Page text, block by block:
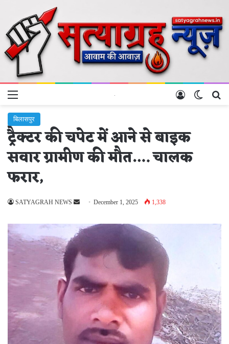
Menu Switch
Log In
बिलासपुर
ट्रैक्टर की चपेट में आने से बाइक
सवार ग्रामीण की मौत…. चालक
फरार,
SATYAGRAH NEWS
Send
email
December 1, 2025 1,338